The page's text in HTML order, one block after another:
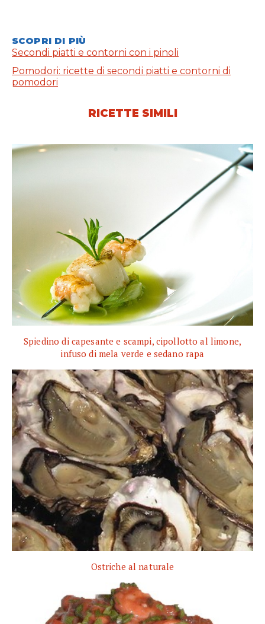
SCOPRI DI PIÙ
Secondi piatti e contorni con i pinoli
Pomodori: ricette di secondi piatti e contorni di
pomodori
RICETTE SIMILI
Spiedino di capesante e scampi, cipollotto al limone,
infuso di mela verde e sedano rapa
Ostriche al naturale